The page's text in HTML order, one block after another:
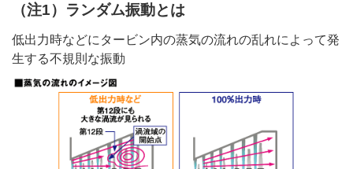
（注1）ランダム振動とは
低出力時などにタービン内の蒸気の流れの乱れによって発
生する不規則な振動